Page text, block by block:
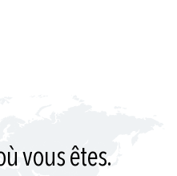
vous êtes.